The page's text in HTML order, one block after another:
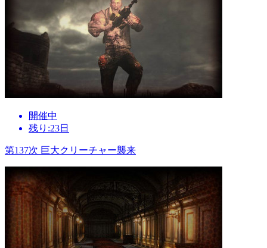
開催中
残り:23日
第137次 巨大クリーチャー襲来